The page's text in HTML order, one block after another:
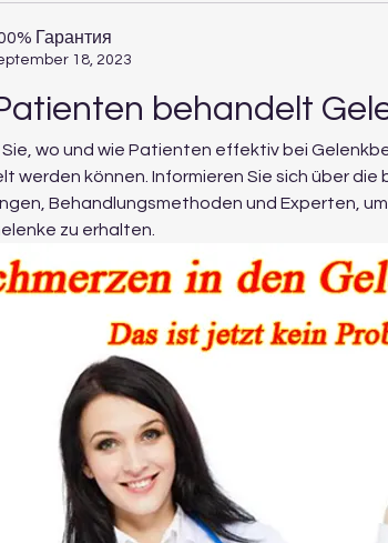
Гарантия
18, 2023
behandelt
Sie, wo und wie Patienten effektiv bei
werden können. Informieren Sie sich über die
Behandlungsmethoden und Experten,
zu erhalten.